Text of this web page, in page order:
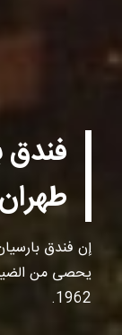
فندق
طهران
يحصى من
1962.